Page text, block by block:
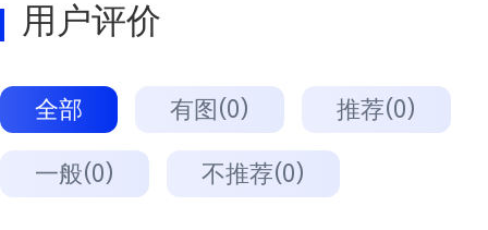
用户评价
全部 有图(0) 推荐(0)
一般(0) 不推荐(0)